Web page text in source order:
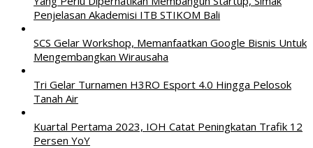
Penjelasan Akademisi ITB STIKOM Bali
SCS Gelar Workshop, Memanfaatkan Google Bisnis Untuk
Mengembangkan Wirausaha
Tri Gelar Turnamen H3RO Esport 4.0 Hingga Pelosok
Tanah Air
Kuartal Pertama 2023, IOH Catat Peningkatan Trafik 12
Persen YoY